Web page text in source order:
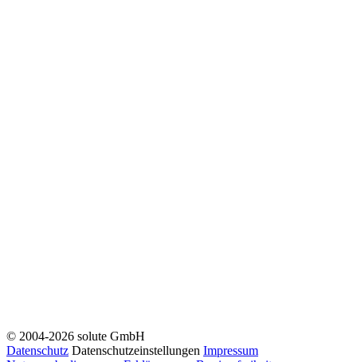
© 2004-2026 solute GmbH
Datenschutz Datenschutzeinstellungen Impressum